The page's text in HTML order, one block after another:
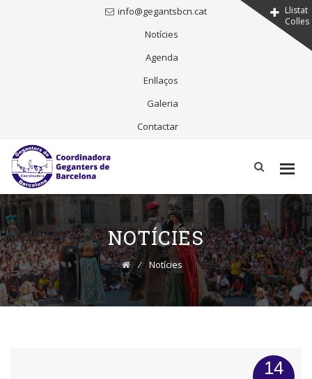
Llistat
Colles
info@gegantsbcn.cat
Notícies
Agenda
Enllaços
Galeria
Contactar
Skip
to
content
NOTÍCIES
⁄ Notícies
14